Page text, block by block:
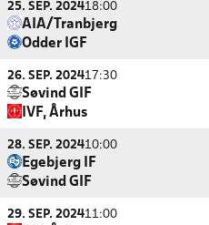
25. SEP. 202418:00
AIA/Tranbjerg
Odder IGF
26. SEP. 202417:30
Søvind GIF
IVF, Århus
28. SEP. 202410:00
Egebjerg IF
Søvind GIF
29. SEP. 202411:00